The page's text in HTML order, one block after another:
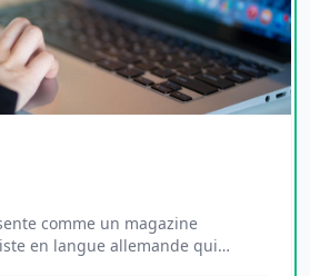
comme un magazine
en langue allemande qui